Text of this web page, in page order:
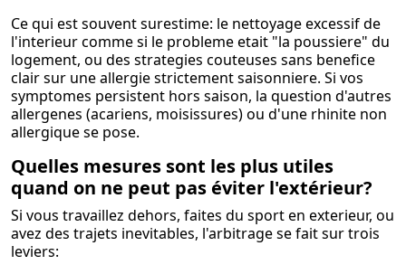
Ce qui est souvent surestime: le nettoyage excessif de
l'interieur comme si le probleme etait "la poussiere" du
logement, ou des strategies couteuses sans benefice
clair sur une allergie strictement saisonniere. Si vos
symptomes persistent hors saison, la question d'autres
allergenes (acariens, moisissures) ou d'une rhinite non
allergique se pose.
Quelles mesures sont les plus utiles
quand on ne peut pas éviter l'extérieur?
Si vous travaillez dehors, faites du sport en exterieur, ou
avez des trajets inevitables, l'arbitrage se fait sur trois
leviers: